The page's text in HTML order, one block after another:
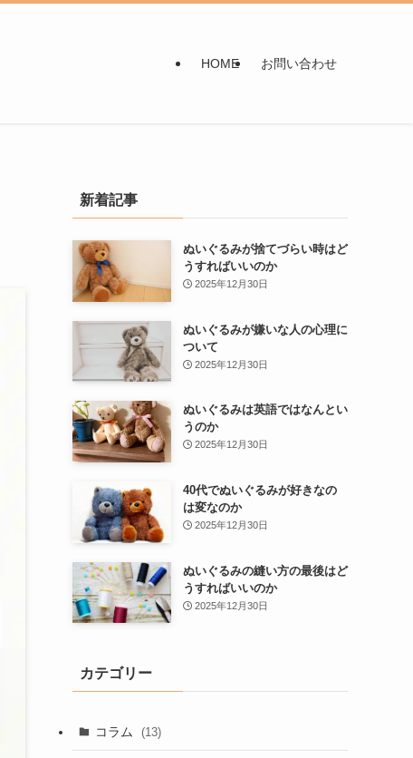
HOME お問い合わせ
新着記事
ぬいぐるみが捨てづらい時はど
うすればいいのか
2025年12月30日
ぬいぐるみが嫌いな人の心理に
ついて
2025年12月30日
ぬいぐるみは英語ではなんとい
うのか
2025年12月30日
40代でぬいぐるみが好きなの
は変なのか
2025年12月30日
ぬいぐるみの縫い方の最後はど
うすればいいのか
2025年12月30日
カテゴリー
コラム (13)